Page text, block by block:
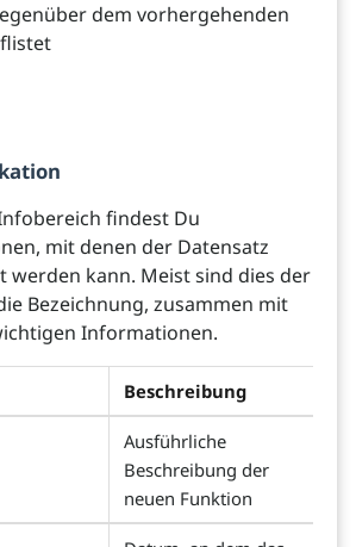
dem vorhergehenden
findest Du
mit denen der Datensatz
werden kann. Meist sind dies der
Bezeichnung, zusammen mit
Informationen.
Beschreibung
Ausführliche
Beschreibung der
neuen Funktion